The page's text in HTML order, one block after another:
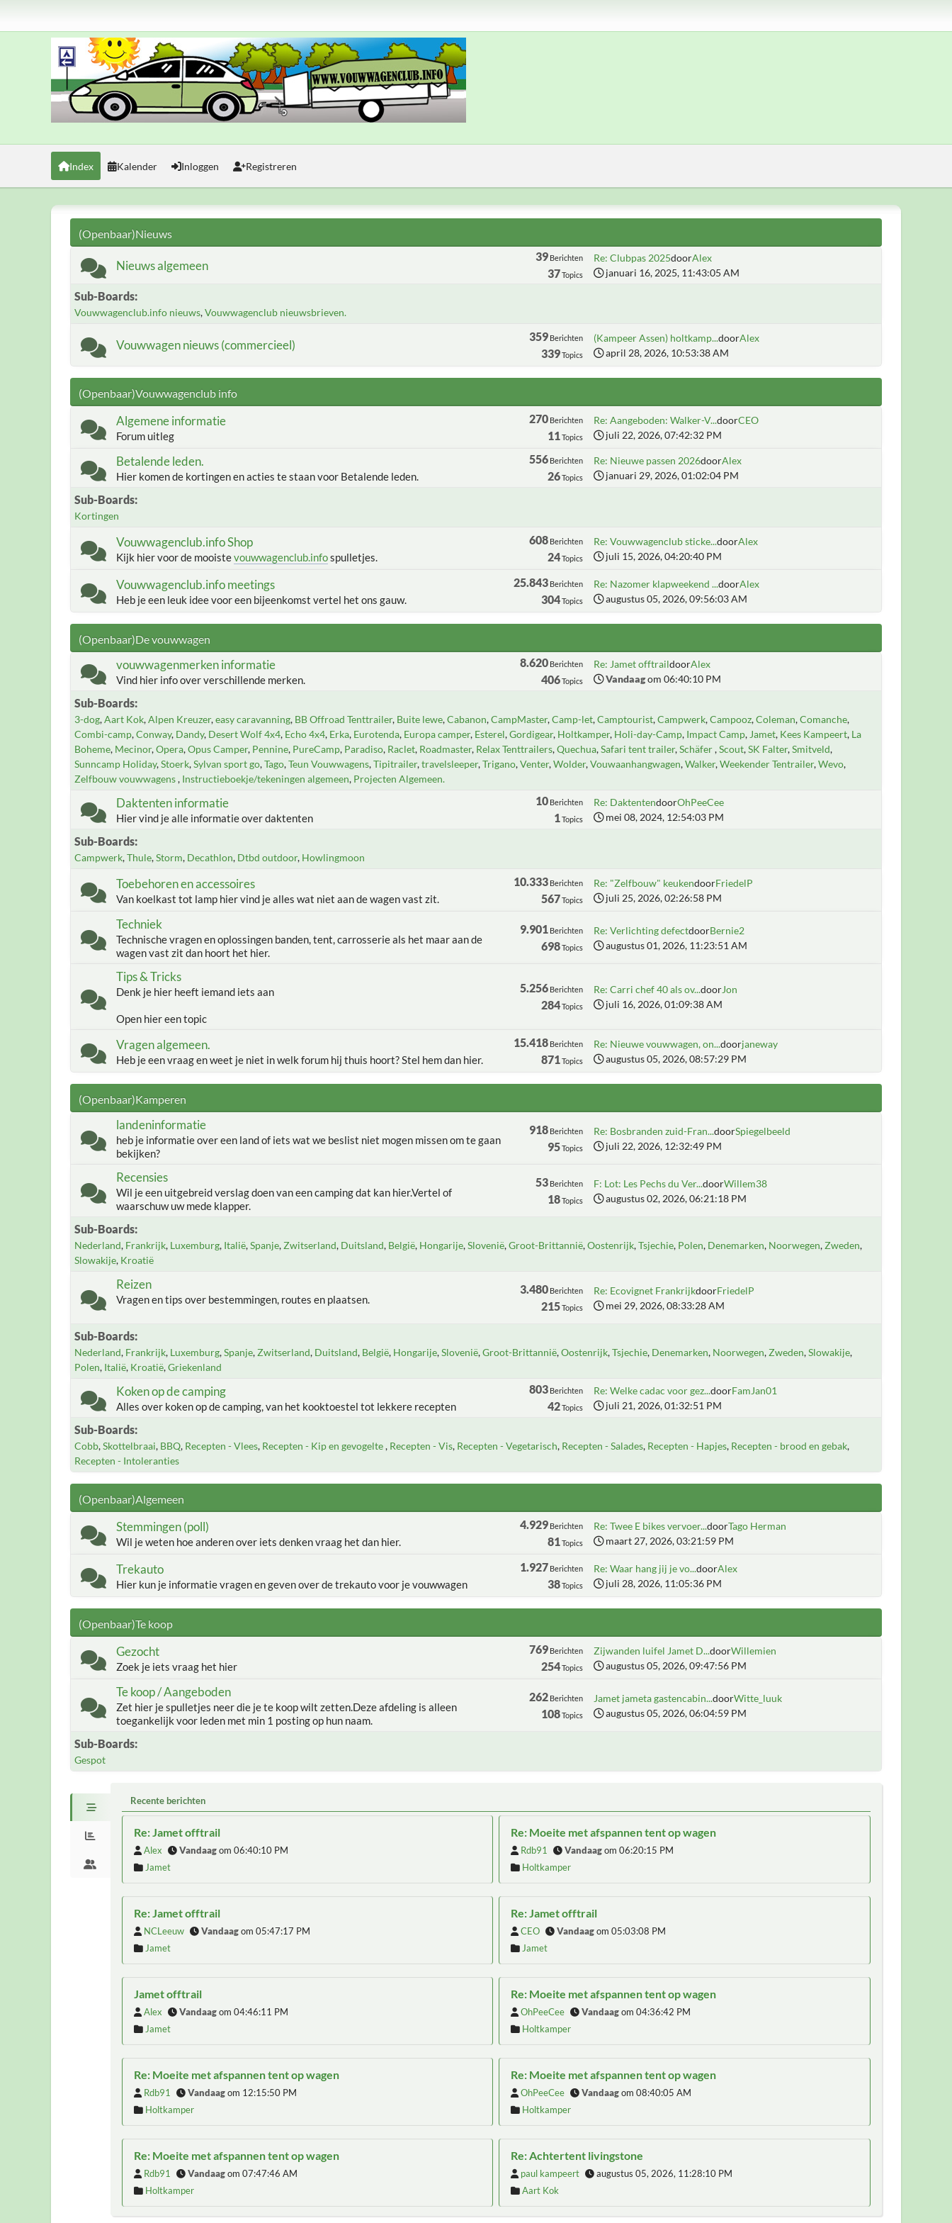
Index Kalender Inloggen Registreren
(Openbaar)Nieuws
Nieuws algemeen
39Berichten
37Topics
Re: Clubpas 2025doorAlex
januari 16, 2025, 11:43:05 AM
Sub-Boards
Vouwwagenclub.info nieuws Vouwwagenclub nieuwsbrieven.
Vouwwagen nieuws (commercieel)
359Berichten
339Topics
(Kampeer Assen) holtkamp...doorAlex
april 28, 2026, 10:53:38 AM
(Openbaar)Vouwwagenclub info
Algemene informatie
Forum uitleg
270Berichten
11 Topics
Re: Aangeboden: Walker-V...doorCEO
juli 22, 2026, 07:42:32 PM
Betalende leden.
Hier komen de kortingen en acties te staan voor Betalende leden.
556Berichten
26Topics
Re: Nieuwe passen 2026doorAlex
januari 29, 2026, 01:02:04 PM
Sub-Boards
Kortingen
Vouwwagenclub.info Shop
Kijk hier voor de mooistevouwwagenclub.infospulletjes.
608Berichten
24Topics
Re: Vouwwagenclub sticke...doorAlex
juli 15, 2026, 04:20:40 PM
Vouwwagenclub.info meetings
Heb je een leuk idee voor een bijeenkomst vertel het ons gauw.
25.843Berichten
304Topics
Re: Nazomer klapweekend ...doorAlex
augustus 05, 2026, 09:56:03 AM
(Openbaar)De vouwwagen
vouwwagenmerken informatie
Vind hier info over verschillende merken.
8.620Berichten
406Topics
Re: Jamet offtraildoorAlex
Vandaagom 06:40:10 PM
Sub-Boards
3-dog Aart Kok Alpen Kreuzer easy caravanning BB Offroad Tenttrailer Buite lewe Cabanon CampMaster Camp-let Camptourist Campwerk Campooz Coleman Comanche
Combi-camp Conway Dandy Desert Wolf 4x4 Echo 4x4 Erka Eurotenda Europa camper Esterel Gordigear Holtkamper Holi-day-Camp Impact Camp Jamet Kees Kampeert La
Boheme Mecinor Opera Opus Camper Pennine PureCamp Paradiso Raclet Roadmaster Relax Tenttrailers Quechua Safari tent trailer Schäfer Scout SK Falter Smitveld
Sunncamp Holiday Stoerk Sylvan sport go Tago Teun Vouwwagens Tipitrailer travelsleeper Trigano Venter Wolder Vouwaanhangwagen Walker Weekender Tentrailer Wevo
Zelfbouw vouwwagens Instructieboekje/tekeningen algemeen Projecten Algemeen.
Daktenten informatie
Hier vind je alle informatie over daktenten
10Berichten
1Topics
Re: DaktentendoorOhPeeCee
mei 08, 2024, 12:54:03 PM
Sub-Boards
Campwerk Thule Storm Decathlon Dtbd outdoor Howlingmoon
Toebehoren en accessoires
Van koelkast tot lamp hier vind je alles wat niet aan de wagen vast zit.
10.333Berichten
567Topics
Re: "Zelfbouw" keukendoorFriedelP
juli 25, 2026, 02:26:58 PM
Techniek
Technische vragen en oplossingen banden, tent, carrosserie als het maar aan de
wagen vast zit dan hoort het hier.
9.901 Berichten
698Topics
Re: Verlichting defectdoorBernie2
augustus 01, 2026, 11:23:51 AM
Tips & Tricks
Denk je hier heeft iemand iets aan
Open hier een topic
5.256Berichten
284Topics
Re: Carri chef 40 als ov...doorJon
juli 16, 2026, 01:09:38 AM
Vragen algemeen.
Heb je een vraag en weet je niet in welk forum hij thuis hoort? Stel hem dan hier.
15.418Berichten
871 Topics
Re: Nieuwe vouwwagen, on...doorjaneway
augustus 05, 2026, 08:57:29 PM
(Openbaar)Kamperen
landeninformatie
heb je informatie over een land of iets wat we beslist niet mogen missen om te gaan
bekijken?
918Berichten
95Topics
Re: Bosbranden zuid-Fran...doorSpiegelbeeld
juli 22, 2026, 12:32:49 PM
Recensies
Wil je een uitgebreid verslag doen van een camping dat kan hier.Vertel of
waarschuw uw mede klapper.
53Berichten
18Topics
F: Lot: Les Pechs du Ver...doorWillem38
augustus 02, 2026, 06:21:18 PM
Sub-Boards
Nederland Frankrijk Luxemburg Italië Spanje Zwitserland Duitsland België Hongarije Slovenië Groot-Brittannië Oostenrijk Tsjechie Polen Denemarken Noorwegen Zweden
Slowakije Kroatië
Reizen
Vragen en tips over bestemmingen, routes en plaatsen.
3.480Berichten
215Topics
Re: Ecovignet FrankrijkdoorFriedelP
mei 29, 2026, 08:33:28 AM
Sub-Boards
Nederland Frankrijk Luxemburg Spanje Zwitserland Duitsland België Hongarije Slovenië Groot-Brittannië Oostenrijk Tsjechie Denemarken Noorwegen Zweden Slowakije
Polen Italië Kroatië Griekenland
Koken op de camping
Alles over koken op de camping, van het kooktoestel tot lekkere recepten
803Berichten
42Topics
Re: Welke cadac voor gez...doorFamJan01
juli 21, 2026, 01:32:51 PM
Sub-Boards
Cobb Skottelbraai BBQ Recepten - Vlees Recepten - Kip en gevogelte Recepten - Vis Recepten - Vegetarisch Recepten - Salades Recepten - Hapjes Recepten - brood en gebak
Recepten - Intoleranties
(Openbaar)Algemeen
Stemmingen (poll)
Wil je weten hoe anderen over iets denken vraag het dan hier.
4.929Berichten
81 Topics
Re: Twee E bikes vervoer...doorTago Herman
maart 27, 2026, 03:21:59 PM
Trekauto
Hier kun je informatie vragen en geven over de trekauto voor je vouwwagen
1.927Berichten
38Topics
Re: Waar hang jij je vo...doorAlex
juli 28, 2026, 11:05:36 PM
(Openbaar)Te koop
Gezocht
Zoek je iets vraag het hier
769Berichten
254Topics
Zijwanden luifel Jamet D...doorWillemien
augustus 05, 2026, 09:47:56 PM
Te koop / Aangeboden
Zet hier je spulletjes neer die je te koop wilt zetten.Deze afdeling is alleen
toegankelijk voor leden met min 1 posting op hun naam.
262Berichten
108Topics
Jamet jameta gastencabin...doorWitte_luuk
augustus 05, 2026, 06:04:59 PM
Sub-Boards
Gespot
Recente berichten
Re: Jamet offtrail
Alex Vandaagom 06:40:10 PM
Jamet
Re: Moeite met afspannen tent op wagen
Rdb91 Vandaagom 06:20:15 PM
Holtkamper
Re: Jamet offtrail
NCLeeuw Vandaagom 05:47:17 PM
Jamet
Re: Jamet offtrail
CEO Vandaagom 05:03:08 PM
Jamet
Jamet offtrail
Alex Vandaagom 04:46:11 PM
Jamet
Re: Moeite met afspannen tent op wagen
OhPeeCee Vandaagom 04:36:42 PM
Holtkamper
Re: Moeite met afspannen tent op wagen
Rdb91 Vandaagom 12:15:50 PM
Holtkamper
Re: Moeite met afspannen tent op wagen
OhPeeCee Vandaagom 08:40:05 AM
Holtkamper
Re: Moeite met afspannen tent op wagen
Rdb91 Vandaagom 07:47:46 AM
Holtkamper
Re: Achtertent livingstone
paul kampeert
augustus 05, 2026, 11:28:10 PM
Aart Kok